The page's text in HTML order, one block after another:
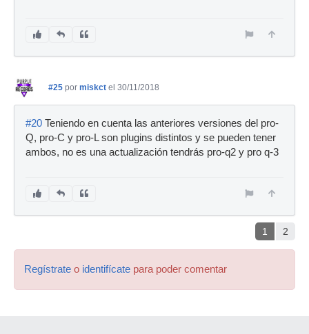
#25 por miskct el 30/11/2018
#20 Teniendo en cuenta las anteriores versiones del pro-
Q, pro-C y pro-L son plugins distintos y se pueden tener
ambos, no es una actualización tendrás pro-q2 y pro q-3
1 2
Regístrate o identifícate para poder comentar